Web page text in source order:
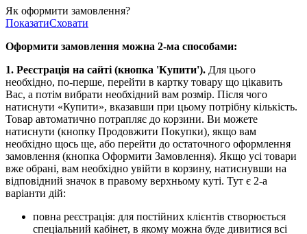
Як оформити замовлення?
ПоказатиСховати
Оформити замовлення можна 2-ма способами:
1. Реєстрація на сайті (кнопка 'Купити'). Для цього
необхідно, по-перше, перейти в картку товару що цікавить
Вас, а потім вибрати необхідний вам розмір. Після чого
натиснути «Купити», вказавши при цьому потрібну кількість.
Товар автоматично потрапляє до корзини. Ви можете
натиснути (кнопку Продовжити Покупки), якщо вам
необхідно щось ще, або перейти до остаточного оформлення
замовлення (кнопка Оформити Замовлення). Якщо усі товари
вже обрані, вам необхідно увійти в корзину, натиснувши на
відповідний значок в правому верхньому куті. Тут є 2-а
варіанти дій:
повна реєстрація: для постійних клієнтів створюється
спеціальний кабінет, в якому можна буде дивитися всі